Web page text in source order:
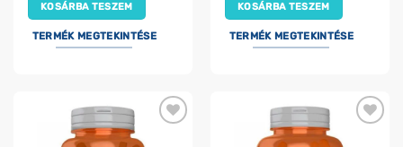
KOSÁRBA TESZEM
TERMÉK MEGTEKINTÉSE
KOSÁRBA TESZEM
TERMÉK MEGTEKINTÉSE